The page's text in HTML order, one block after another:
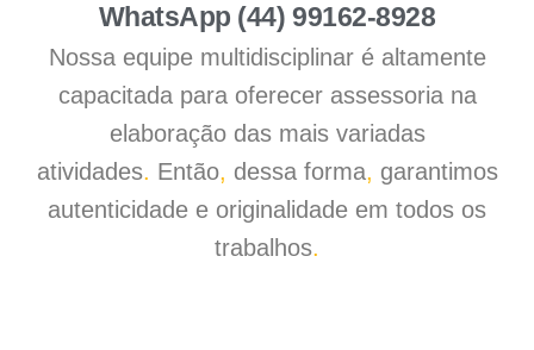
WhatsApp (44) 99162-8928
Nossa equipe multidisciplinar é altamente
capacitada para oferecer assessoria na
elaboração das mais variadas
atividades. Então, dessa forma, garantimos
autenticidade e originalidade em todos os
trabalhos.